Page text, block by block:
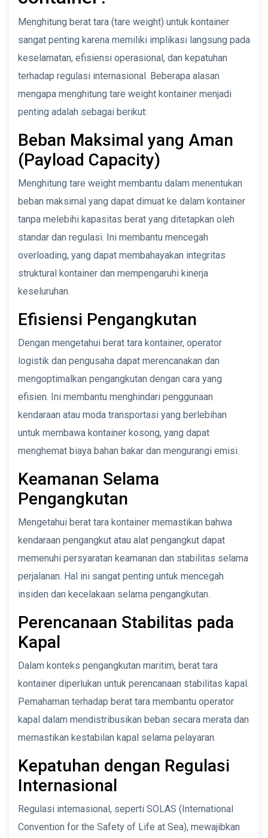
Menghitung berat tara (tare weight) untuk kontainer
sangat penting karena memiliki implikasi langsung pada
keselamatan, efisiensi operasional, dan kepatuhan
terhadap regulasi internasional. Beberapa alasan
mengapa menghitung tare weight kontainer menjadi
penting adalah sebagai berikut:
Beban Maksimal yang Aman
(Payload Capacity)
Menghitung tare weight membantu dalam menentukan
beban maksimal yang dapat dimuat ke dalam kontainer
tanpa melebihi kapasitas berat yang ditetapkan oleh
standar dan regulasi. Ini membantu mencegah
overloading, yang dapat membahayakan integritas
struktural kontainer dan mempengaruhi kinerja
keseluruhan.
Efisiensi Pengangkutan
Dengan mengetahui berat tara kontainer, operator
logistik dan pengusaha dapat merencanakan dan
mengoptimalkan pengangkutan dengan cara yang
efisien. Ini membantu menghindari penggunaan
kendaraan atau moda transportasi yang berlebihan
untuk membawa kontainer kosong, yang dapat
menghemat biaya bahan bakar dan mengurangi emisi.
Keamanan Selama
Pengangkutan
Mengetahui berat tara kontainer memastikan bahwa
kendaraan pengangkut atau alat pengangkut dapat
memenuhi persyaratan keamanan dan stabilitas selama
perjalanan. Hal ini sangat penting untuk mencegah
insiden dan kecelakaan selama pengangkutan.
Perencanaan Stabilitas pada
Kapal
Dalam konteks pengangkutan maritim, berat tara
kontainer diperlukan untuk perencanaan stabilitas kapal.
Pemahaman terhadap berat tara membantu operator
kapal dalam mendistribusikan beban secara merata dan
memastikan kestabilan kapal selama pelayaran.
Kepatuhan dengan Regulasi
Internasional
Regulasi internasional, seperti SOLAS (International
Convention for the Safety of Life at Sea), mewajibkan